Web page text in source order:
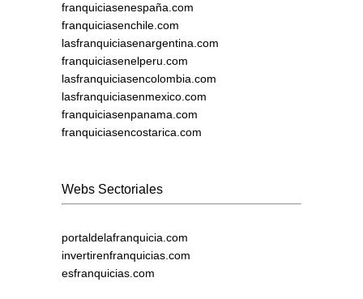
franquiciasenespaña.com
franquiciasenchile.com
lasfranquiciasenargentina.com
franquiciasenelperu.com
lasfranquiciasencolombia.com
lasfranquiciasenmexico.com
franquiciasenpanama.com
franquiciasencostarica.com
Webs Sectoriales
portaldelafranquicia.com
invertirenfranquicias.com
esfranquicias.com